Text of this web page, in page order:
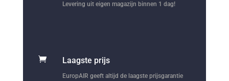
Levering uit eigen magazijn binnen 1 dag!
 Laagste prijs
EuropAIR geeft altijd de laagste prijsgarantie